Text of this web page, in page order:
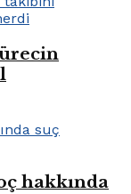
hakkında